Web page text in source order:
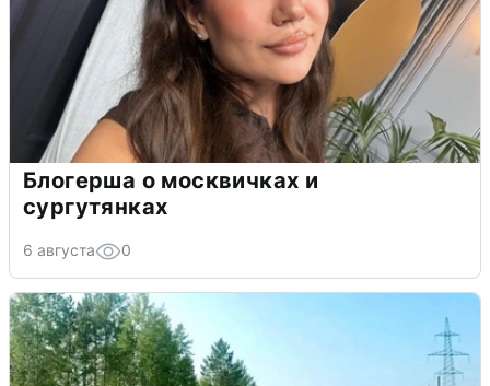
Блогерша о москвичках и
сургутянках
6 августа 0